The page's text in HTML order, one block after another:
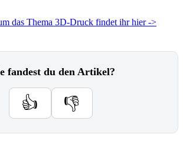
das Thema 3D-Druck findet ihr hier ->
fandest du den Artikel?
👍 👎